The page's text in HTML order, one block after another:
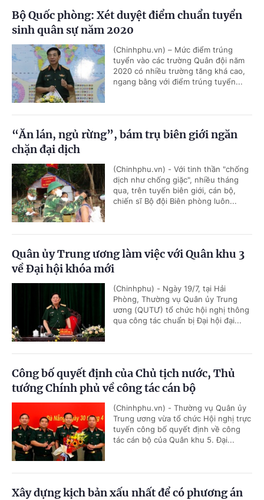
Bộ Quốc phòng: Xét duyệt điểm chuẩn tuyển
sinh quân sự năm 2020
(Chinhphu.vn) – Mức điểm trúng
tuyển vào các trường Quân đội năm
2020 có nhiều trường tăng khá cao,
ngang bằng với điểm trúng tuyển...
“Ăn lán, ngủ rừng”, bám trụ biên giới ngăn
chặn đại dịch
(Chinhphu.vn) - Với tinh thần "chống
dịch như chống giặc", nhiều tháng
qua, trên tuyến biên giới, cán bộ,
chiến sĩ Bộ đội Biên phòng luôn...
Quân ủy Trung ương làm việc với Quân khu 3
về Đại hội khóa mới
(Chinhphu) - Ngày 19/7, tại Hải
Phòng, Thường vụ Quân ủy Trung
ương (QUTƯ) tổ chức hội nghị thông
qua công tác chuẩn bị Đại hội đại...
Công bố quyết định của Chủ tịch nước, Thủ
tướng Chính phủ về công tác cán bộ
(Chinhphu.vn) - Thường vụ Quân ủy
Trung ương vừa tổ chức Hội nghị trực
tuyến công bố quyết định về công
tác cán bộ của Quân khu 5. Đại...
Xây dựng kịch bản xấu nhất để có phương án